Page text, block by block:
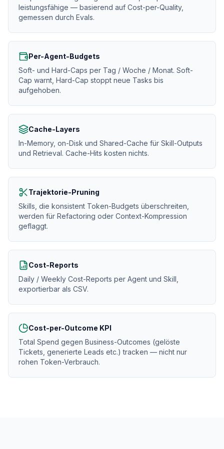
leistungsfähige — basierend auf Cost-per-Quality,
gemessen durch Evals.
Per-Agent-Budgets
Soft- und Hard-Caps per Tag / Woche / Monat. Soft-
Cap warnt, Hard-Cap stoppt neue Tasks bis
aufgehoben.
Cache-Layers
In-Memory, on-Disk und Shared-Cache für Skill-Outputs
und Retrieval. Cache-Hits kosten nichts.
Trajektorie-Pruning
Skills, die konsistent Token-Budgets überschreiten,
werden für Refactoring oder Context-Kompression
geflaggt.
Cost-Reports
Daily / Weekly Cost-Reports per Agent und Skill,
exportierbar als CSV.
Cost-per-Outcome KPI
Total Spend gegen Business-Outcomes (gelöste
Tickets, generierte Leads etc.) tracken — nicht nur
rohen Token-Verbrauch.